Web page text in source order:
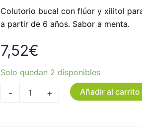
Colutorio bucal con flúor y xilitol
a partir de 6 años. Sabor a menta.
7,52€
Solo quedan 2 disponibles
-
MENTA
500ML
+ Añadir al carrito